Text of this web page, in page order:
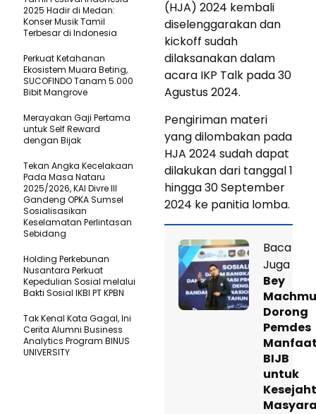
(HJA) 2024 kembali
diselenggarakan dan
kickoff sudah
dilaksanakan dalam
acara IKP Talk pada 30
Agustus 2024.
Pengiriman materi
yang dilombakan pada
HJA 2024 sudah dapat
dilakukan dari tanggal 1
hingga 30 September
2024 ke panitia lomba.
Baca
Juga
Bey
Dorong
Pemdes
BIJB
untuk
2025 Hadir di Medan:
Konser Musik Tamil
Terbesar di Indonesia
Perkuat Ketahanan
Ekosistem Muara Beting,
SUCOFINDO Tanam 5.000
Bibit Mangrove
Merayakan Gaji Pertama
untuk Self Reward
dengan Bijak
Tekan Angka Kecelakaan
Pada Masa Nataru
2025/2026, KAI Divre III
Gandeng OPKA Sumsel
Sosialisasikan
Keselamatan Perlintasan
Sebidang
Holding Perkebunan
Nusantara Perkuat
Kepedulian Sosial melalui
Bakti Sosial IKBI PT KPBN
Tak Kenal Kata Gagal, Ini
Cerita Alumni Business
Analytics Program BINUS
UNIVERSITY